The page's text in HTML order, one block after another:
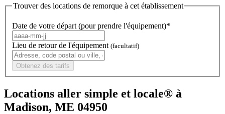
Trouver des locations de remorque à cet établissement
Date de votre départ (pour prendre l'équipement)*
Lieu de retour de l'équipement (facultatif)
Obtenez des tarifs
Locations aller simple et locale® à
Madison, ME 04950